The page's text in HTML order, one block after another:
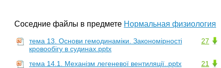
Соседние файлы в предмете Нормальная физиология
27
тема 13. Основи гемодинаміки. Закономірності
кровообігу в судинах.pptx
21
тема 14.1. Механізм легеневої вентиляції..pptx